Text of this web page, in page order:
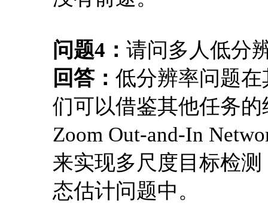
问题4： 请问多人低分
回答： 低分辨率问题
们可以借鉴其他任务
Zoom Out-and-In
来实现多尺度目标检
态估计问题中。